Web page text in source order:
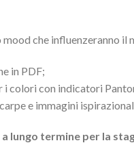
che influenzeranno il
in PDF;
i colori con indicatori
e immagini
lungo termine per la